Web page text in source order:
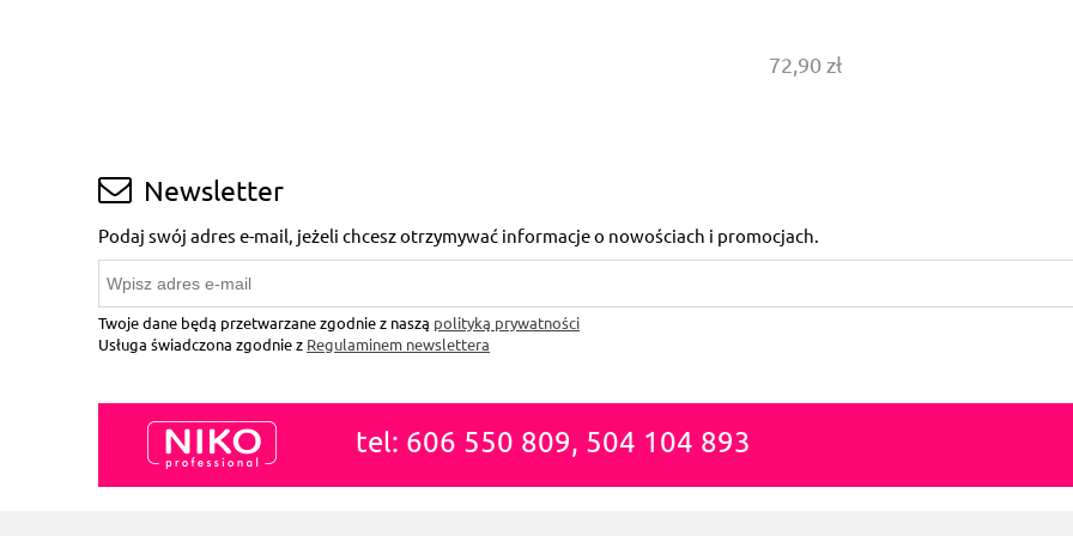
72,90 zł
Newsletter
Podaj swój adres e-mail, jeżeli chcesz otrzymywać informacje o nowościach i promocjach.
Twoje dane będą przetwarzane zgodnie z naszą polityką prywatności
Usługa świadczona zgodnie z Regulaminem newslettera
tel: 606 550 809, 504 104 893